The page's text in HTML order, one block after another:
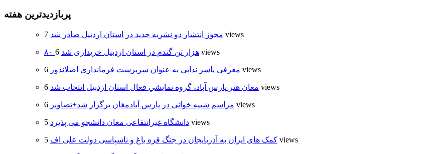
پربازدیدترین هفته
مجوز انتشار دو نشریه جدید در استان اردبیل صادر شد 7 views
۸۰ هزار تن گندم در استان اردبیل خریداری شد 6 views
معرفی یاسر ندایی به عنوان سرپرست فرمانداری اصلاندوز 6 views
مغان هنر پارس آباد، گروه نمايشي فعال استان اردبيل انتخاب شد 6 views
مراسم شبیه خوانی در پارس آبادمغان برگزار شد+تصاویر 6 views
دانشگاه غیرانتفاعی مغان دانشجو می پذیرد 5 views
کمک های ایران به آذربایجان در جنگ قره باغ و ناسپاسی دولت علی اف 5 views